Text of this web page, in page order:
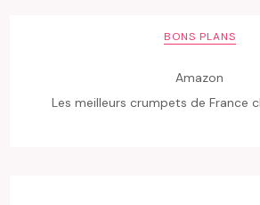
BONS PLANS
Amazon
Les meilleurs crumpets de France